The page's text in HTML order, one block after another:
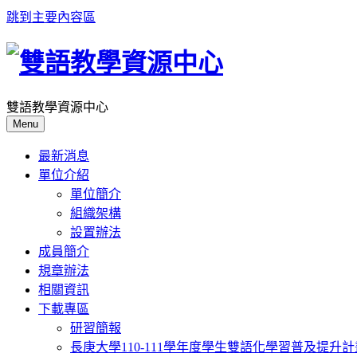
跳到主要內容區
雙語教學資源中心
Menu
最新消息
單位介紹
單位簡介
組織架構
設置辦法
成員簡介
規章辦法
相關資訊
下載專區
研習簡報
長庚大學110-111學年度學生雙語化學習普及提升